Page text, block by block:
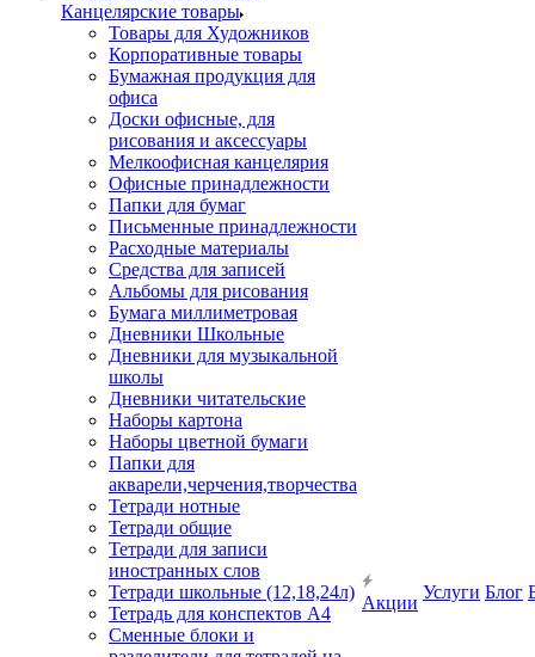
Канцелярские товары
Товары для Художников
Корпоративные товары
Бумажная продукция для
офиса
Доски офисные, для
рисования и аксессуары
Мелкоофисная канцелярия
Офисные принадлежности
Папки для бумаг
Письменные принадлежности
Расходные материалы
Средства для записей
Альбомы для рисования
Бумага миллиметровая
Дневники Школьные
Дневники для музыкальной
школы
Дневники читательские
Наборы картона
Наборы цветной бумаги
Папки для
акварели,черчения,творчества
Тетради нотные
Тетради общие
Тетради для записи
иностранных слов
Тетради школьные (12,18,24л)
Тетрадь для конспектов А4
Сменные блоки и
Акции
Услуги Блог